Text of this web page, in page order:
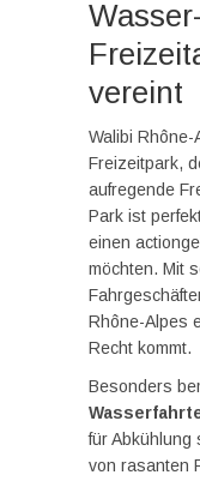
vereint
Walibi
Freizeitpark,
aufregende
Park ist
einen
möchten. Mit
Rhône-Alpes
Recht kommt.
Besonders
für Abkühlung
von rasanten